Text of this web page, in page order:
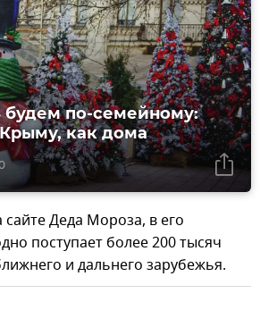
будем по-семейному:
как дома
Деда Мороза, в его
поступает более 200 тысяч
и дальнего зарубежья.